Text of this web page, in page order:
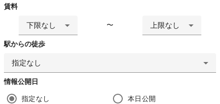
賃料
下限なし 〜 上限なし
駅からの徒歩
指定なし
情報公開日
指定なし 本日公開